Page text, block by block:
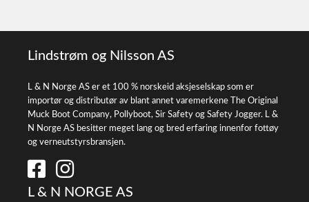
Lindstrøm og Nilsson AS
L & N Norge AS er et 100 % norskeid aksjeselskap som er
importør og distributør av blant annet varemerkene The Original
Muck Boot Company, Pollyboot, Sir Safety og Safety Jogger. L &
N Norge AS besitter meget lang og bred erfaring innenfor fottøy
og verneutstyrsbransjen.
L & N NORGE AS